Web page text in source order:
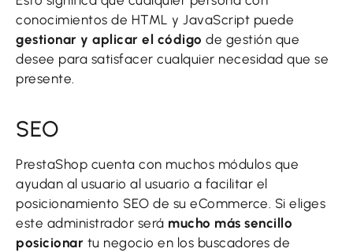
conocimientos de HTML y JavaScript puede
gestionar y aplicar el código de gestión que
desee para satisfacer cualquier necesidad que se
presente.
SEO
PrestaShop cuenta con muchos módulos que
ayudan al usuario al usuario a facilitar el
posicionamiento SEO de su eCommerce. Si eliges
este administrador será mucho más sencillo
posicionar tu negocio en los buscadores de